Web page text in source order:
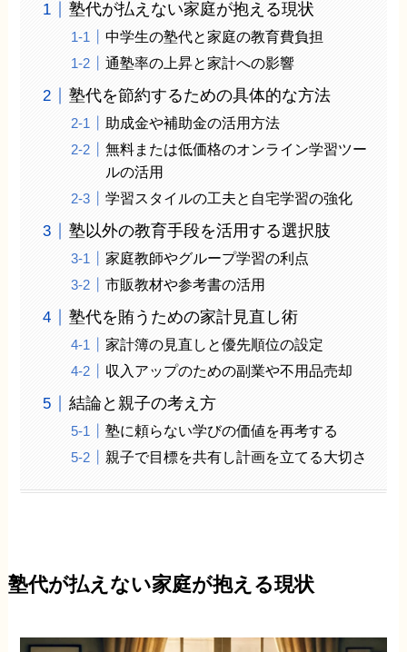
塾代が払えない家庭が抱える現状
中学生の塾代と家庭の教育費負担
通塾率の上昇と家計への影響
塾代を節約するための具体的な方法
助成金や補助金の活用方法
無料または低価格のオンライン学習ツー
ルの活用
学習スタイルの工夫と自宅学習の強化
塾以外の教育手段を活用する選択肢
家庭教師やグループ学習の利点
市販教材や参考書の活用
塾代を賄うための家計見直し術
家計簿の見直しと優先順位の設定
収入アップのための副業や不用品売却
結論と親子の考え方
塾に頼らない学びの価値を再考する
親子で目標を共有し計画を立てる大切さ
塾代が払えない家庭が抱える現状